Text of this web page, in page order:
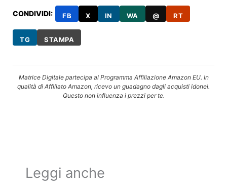
CONDIVIDI: FB X IN WA @ RT
TG STAMPA
Matrice Digitale partecipa al Programma Affiliazione Amazon EU. In
qualità di Affiliato Amazon, ricevo un guadagno dagli acquisti idonei.
Questo non influenza i prezzi per te.
Leggi anche